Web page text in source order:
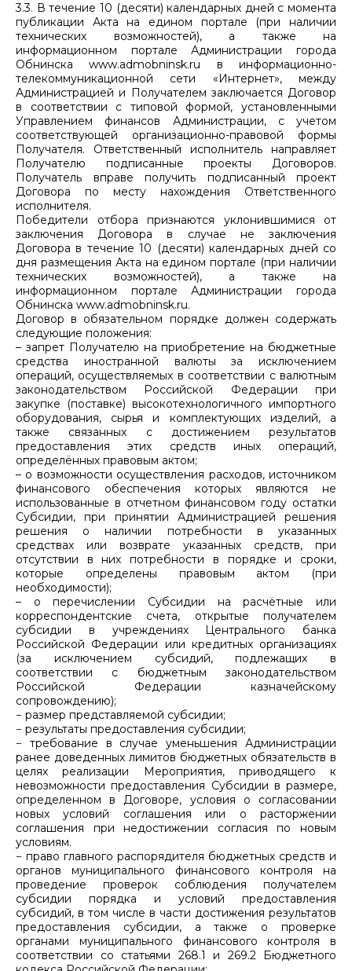
3.3. В течение 10 (десяти) календарных дней с момента
публикации Акта на едином портале (при наличии
технических возможностей), а также на
информационном портале Администрации города
Обнинска www.admobninsk.ru в информационно-
телекоммуникационной сети «Интернет», между
Администрацией и Получателем заключается Договор
в соответствии с типовой формой, установленными
Управлением финансов Администрации, с учетом
соответствующей организационно-правовой формы
Получателя. Ответственный исполнитель направляет
Получателю подписанные проекты Договоров.
Получатель вправе получить подписанный проект
Договора по месту нахождения Ответственного
исполнителя.
Победители отбора признаются уклонившимися от
заключения Договора в случае не заключения
Договора в течение 10 (десяти) календарных дней со
дня размещения Акта на едином портале (при наличии
технических возможностей), а также на
информационном портале Администрации города
Обнинска www.admobninsk.ru.
Договор в обязательном порядке должен содержать
следующие положения:
– запрет Получателю на приобретение на бюджетные
средства иностранной валюты за исключением
операций, осуществляемых в соответствии с валютным
законодательством Российской Федерации при
закупке (поставке) высокотехнологичного импортного
оборудования, сырья и комплектующих изделий, а
также связанных с достижением результатов
предоставления этих средств иных операций,
определённых правовым актом;
– о возможности осуществления расходов, источником
финансового обеспечения которых являются не
использованные в отчетном финансовом году остатки
Субсидии, при принятии Администрацией решения
решения о наличии потребности в указанных
средствах или возврате указанных средств, при
отсутствии в них потребности в порядке и сроки,
которые определены правовым актом (при
необходимости);
– о перечислении Субсидии на расчётные или
корреспондентские счета, открытые получателем
субсидии в учреждениях Центрального банка
Российской Федерации или кредитных организациях
(за исключением субсидий, подлежащих в
соответствии с бюджетным законодательством
Российской Федерации казначейскому
сопровождению);
− размер представляемой субсидии;
− результаты предоставления субсидии;
− требование в случае уменьшения Администрации
ранее доведенных лимитов бюджетных обязательств в
целях реализации Мероприятия, приводящего к
невозможности предоставления Субсидии в размере,
определенном в Договоре, условия о согласовании
новых условий соглашения или о расторжении
соглашения при недостижении согласия по новым
условиям.
− право главного распорядителя бюджетных средств и
органов муниципального финансового контроля на
проведение проверок соблюдения получателем
субсидии порядка и условий предоставления
субсидий, в том числе в части достижения результатов
предоставления субсидии, а также о проверке
органами муниципального финансового контроля в
соответствии со статьями 268.1 и 269.2 Бюджетного